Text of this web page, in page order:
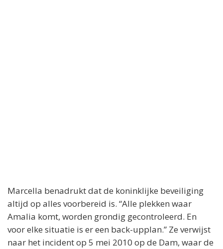
Marcella benadrukt dat de koninklijke beveiliging
altijd op alles voorbereid is. “Alle plekken waar
Amalia komt, worden grondig gecontroleerd. En
voor elke situatie is er een back-upplan.” Ze verwijst
naar het incident op 5 mei 2010 op de Dam, waar de